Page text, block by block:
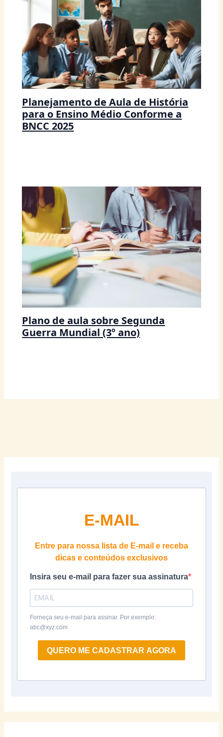
Planejamento de Aula de História
para o Ensino Médio Conforme a
BNCC 2025
Plano de aula sobre Segunda
Guerra Mundial (3º ano)
E-MAIL
Entre para nossa lista de E-mail e receba
dicas e conteúdos exclusivos
Insira seu e-mail para fazer sua assinatura
Forneça seu e-mail para assinar. Por exemplo:
abc@xyz.com
QUERO ME CADASTRAR AGORA